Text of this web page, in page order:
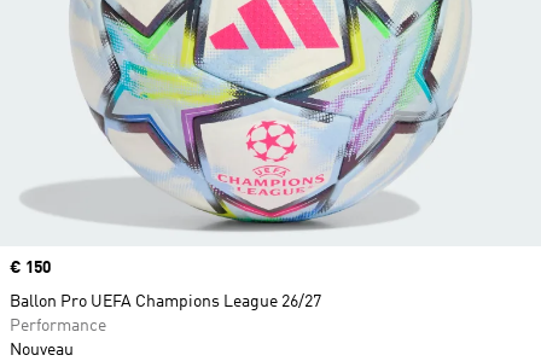
Prix
€ 150
Ballon Pro UEFA Champions League 26/27
Performance
Nouveau